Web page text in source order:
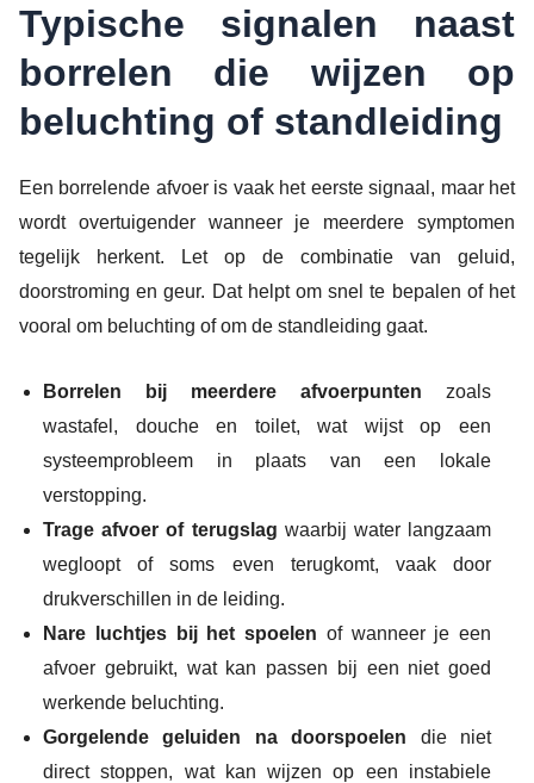
Typische signalen naast
borrelen die wijzen op
beluchting of standleiding
Een borrelende afvoer is vaak het eerste signaal, maar het
wordt overtuigender wanneer je meerdere symptomen
tegelijk herkent. Let op de combinatie van geluid,
doorstroming en geur. Dat helpt om snel te bepalen of het
vooral om beluchting of om de standleiding gaat.
Borrelen bij meerdere afvoerpunten zoals
wastafel, douche en toilet, wat wijst op een
systeemprobleem in plaats van een lokale
verstopping.
Trage afvoer of terugslag waarbij water langzaam
wegloopt of soms even terugkomt, vaak door
drukverschillen in de leiding.
Nare luchtjes bij het spoelen of wanneer je een
afvoer gebruikt, wat kan passen bij een niet goed
werkende beluchting.
Gorgelende geluiden na doorspoelen die niet
direct stoppen, wat kan wijzen op een instabiele